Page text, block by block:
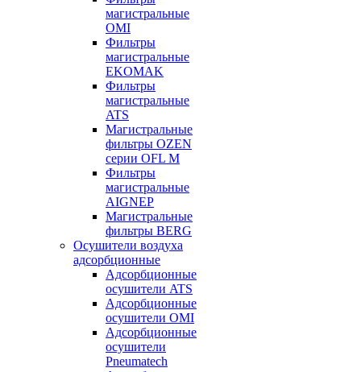
магистральные
OMI
Фильтры
магистральные
EKOMAK
Фильтры
магистральные
ATS
Магистральные
фильтры OZEN
серии OFL M
Фильтры
магистральные
AIGNEP
Магистральные
фильтры BERG
Осушители воздуха
адсорбционные
Адсорбционные
осушители ATS
Адсорбционные
осушители OMI
Адсорбционные
осушители
Pneumatech